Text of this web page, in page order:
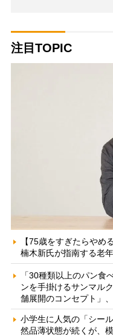
注目TOPIC
【75歳をすぎたらやめ
楠木新氏が指南する老
「30種類以上のパン食
ンを手掛けるサンマル
舗展開のコンセプト」
小学生に人気の「シー
然品薄状態が続くが、